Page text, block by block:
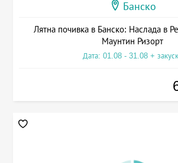
Банско
Лятна почивка в Банско: Наслада в
Маунтин Ризорт
Дата: 01.08 - 31.08 +